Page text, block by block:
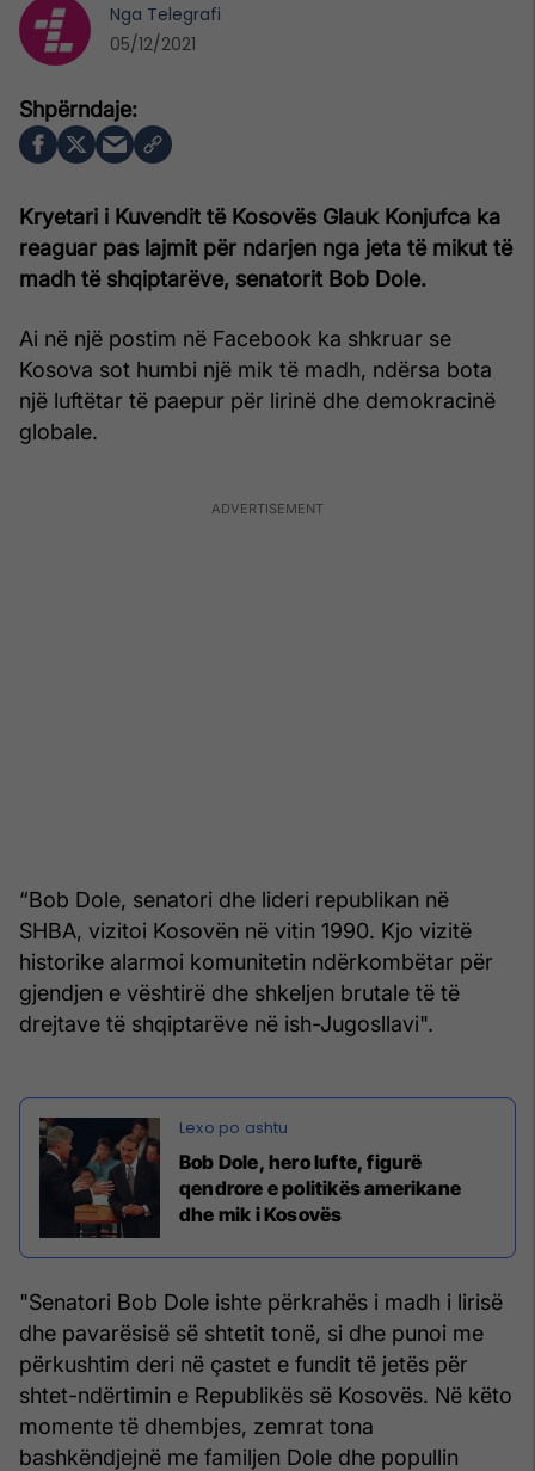
Kryetari i Kuvendit të Kosovës Glauk Konjufca ka
reaguar pas lajmit për ndarjen nga jeta të mikut të
madh të shqiptarëve, senatorit Bob Dole.
Ai në një postim në Facebook ka shkruar se
Kosova sot humbi një mik të madh, ndërsa bota
një luftëtar të paepur për lirinë dhe demokracinë
globale.
“Bob Dole, senatori dhe lideri republikan në
SHBA, vizitoi Kosovën në vitin 1990. Kjo vizitë
historike alarmoi komunitetin ndërkombëtar për
gjendjen e vështirë dhe shkeljen brutale të të
drejtave të shqiptarëve në ish-Jugosllavi".
Bob Dole, hero lufte, figurë
qendrore e politikës amerikane
dhe mik i Kosovës
"Senatori Bob Dole ishte përkrahës i madh i lirisë
dhe pavarësisë së shtetit tonë, si dhe punoi me
përkushtim deri në çastet e fundit të jetës për
shtet-ndërtimin e Republikës së Kosovës. Në këto
momente të dhembjes, zemrat tona
bashkëndjejnë me familjen Dole dhe popullin
Nga Telegrafi
05/12/2021